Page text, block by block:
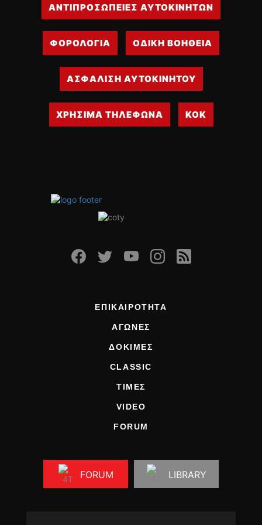
ΑΝΤΙΠΡΟΣΩΠΕΙΕΣ ΑΥΤΟΚΙΝΗΤΩΝ
ΦΟΡΟΛΟΓΙΑ ΟΔΙΚΗ ΒΟΗΘΕΙΑ
ΑΣΦΑΛΙΣΗ ΑΥΤΟΚΙΝΗΤΟΥ
ΧΡΗΣΙΜΑ ΤΗΛΕΦΩΝΑ ΚΟΚ
ΕΠΙΚΑΙΡΟΤΗΤΑ
ΑΓΩΝΕΣ
ΔΟΚΙΜΕΣ
CLASSIC
ΤΙΜΕΣ
VIDEO
FORUM
FORUM LIBRARY